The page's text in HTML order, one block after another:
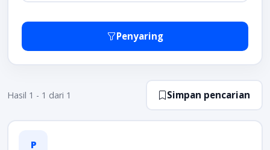
Penyaring
Hasil 1 - 1 dari 1 Simpan pencarian
P